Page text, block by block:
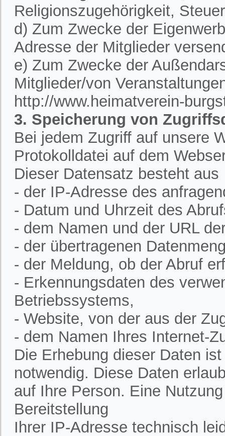
Religionszugehörigkeit,
d) Zum Zwecke der
Adresse der Mitglieder
e) Zum Zwecke der
Mitglieder/von
http://www.heimatverein-
3. Speicherung von
Bei jedem Zugriff auf unsere
Protokolldatei auf dem
Dieser Datensatz besteht aus
- der IP-Adresse des
- Datum und Uhrzeit des
- dem Namen und der URL
- der übertragenen
- der Meldung, ob der Abruf
- Erkennungsdaten des
Betriebssystems,
- Website, von der aus der
- dem Namen Ihres Internet-
Die Erhebung dieser Daten
notwendig. Diese Daten
auf Ihre Person. Eine
Bereitstellung
Ihrer IP-Adresse technisch